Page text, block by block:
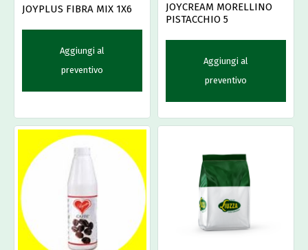
JOYPLUS FIBRA MIX 1X6
Aggiungi al
preventivo
JOYCREAM MORELLINO
PISTACCHIO 5
Aggiungi al
preventivo